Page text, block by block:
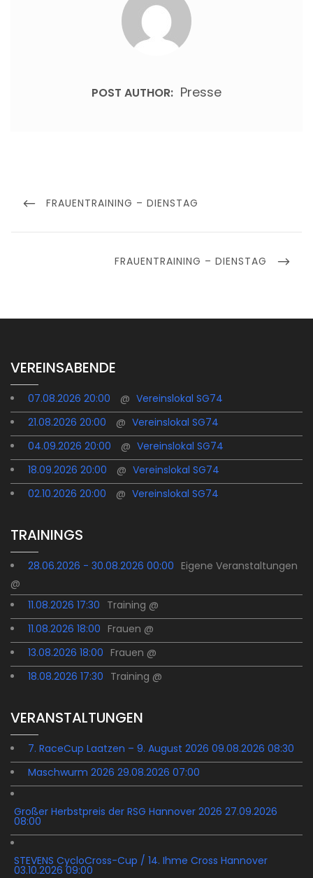
POST AUTHOR: Presse
PREVIOUS
FRAUENTRAINING – DIENSTAG
NEXT
FRAUENTRAINING – DIENSTAG
VEREINSABENDE
07.08.2026 20:00 @ Vereinslokal SG74
21.08.2026 20:00
@ Vereinslokal SG74
04.09.2026 20:00
@ Vereinslokal SG74
18.09.2026 20:00
@ Vereinslokal SG74
02.10.2026 20:00
@ Vereinslokal SG74
TRAININGS
28.06.2026 - 30.08.2026 00:00 Eigene Veranstaltungen
@
11.08.2026 17:30 Training @
11.08.2026 18:00 Frauen @
13.08.2026 18:00 Frauen @
18.08.2026 17:30 Training @
VERANSTALTUNGEN
7. RaceCup Laatzen – 9. August 2026 09.08.2026 08:30
Maschwurm 2026 29.08.2026 07:00
Großer Herbstpreis der RSG Hannover 2026 27.09.2026
08:00
STEVENS CycloCross-Cup / 14. Ihme Cross Hannover
03.10.2026 09:00